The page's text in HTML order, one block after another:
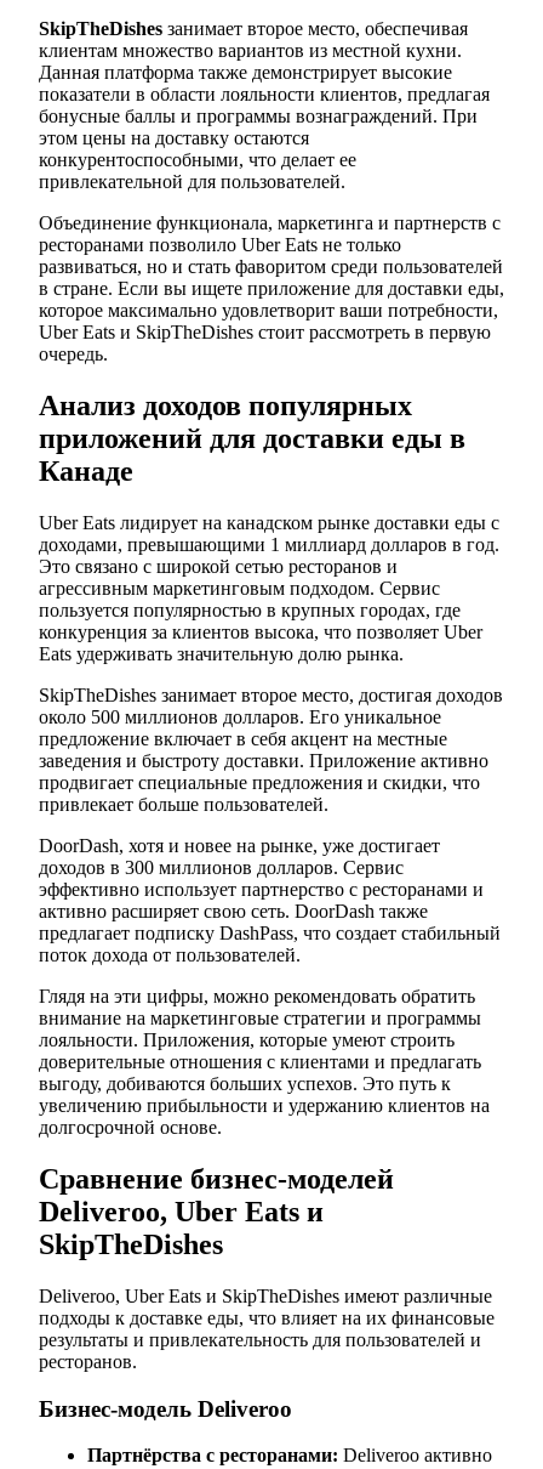
SkipTheDishes занимает второе место, обеспечивая
клиентам множество вариантов из местной кухни.
Данная платформа также демонстрирует высокие
показатели в области лояльности клиентов, предлагая
бонусные баллы и программы вознаграждений. При
этом цены на доставку остаются
конкурентоспособными, что делает ее
привлекательной для пользователей.
Объединение функционала, маркетинга и партнерств с
ресторанами позволило Uber Eats не только
развиваться, но и стать фаворитом среди пользователей
в стране. Если вы ищете приложение для доставки еды,
которое максимально удовлетворит ваши потребности,
Uber Eats и SkipTheDishes стоит рассмотреть в первую
очередь.
Анализ доходов популярных
приложений для доставки еды в
Канаде
Uber Eats лидирует на канадском рынке доставки еды с
доходами, превышающими 1 миллиард долларов в год.
Это связано с широкой сетью ресторанов и
агрессивным маркетинговым подходом. Сервис
пользуется популярностью в крупных городах, где
конкуренция за клиентов высока, что позволяет Uber
Eats удерживать значительную долю рынка.
SkipTheDishes занимает второе место, достигая доходов
около 500 миллионов долларов. Его уникальное
предложение включает в себя акцент на местные
заведения и быстроту доставки. Приложение активно
продвигает специальные предложения и скидки, что
привлекает больше пользователей.
DoorDash, хотя и новее на рынке, уже достигает
доходов в 300 миллионов долларов. Сервис
эффективно использует партнерство с ресторанами и
активно расширяет свою сеть. DoorDash также
предлагает подписку DashPass, что создает стабильный
поток дохода от пользователей.
Глядя на эти цифры, можно рекомендовать обратить
внимание на маркетинговые стратегии и программы
лояльности. Приложения, которые умеют строить
доверительные отношения с клиентами и предлагать
выгоду, добиваются больших успехов. Это путь к
увеличению прибыльности и удержанию клиентов на
долгосрочной основе.
Сравнение бизнес-моделей
Deliveroo, Uber Eats и
SkipTheDishes
Deliveroo, Uber Eats и SkipTheDishes имеют различные
подходы к доставке еды, что влияет на их финансовые
результаты и привлекательность для пользователей и
ресторанов.
Бизнес-модель Deliveroo
Партнёрства с ресторанами: Deliveroo активно